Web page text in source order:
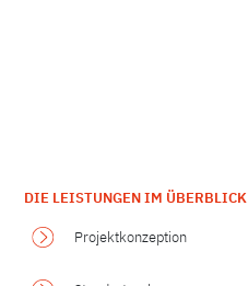
DIE LEISTUNGEN IM ÜBERBLICK
Projektkonzeption